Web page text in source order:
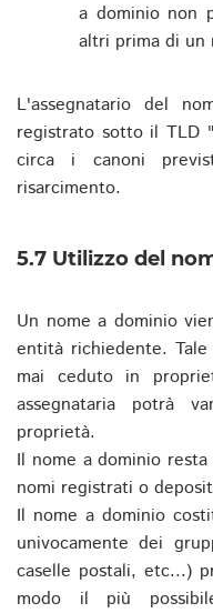
a dominio non
altri prima di un
L'assegnatario del
registrato sotto il TLD
circa i canoni
risarcimento.
5.7 Utilizzo del
Un nome a dominio
entità richiedente.
mai ceduto in
assegnataria potrà
proprietà.
Il nome a dominio
nomi registrati o
Il nome a dominio
univocamente dei
caselle postali, etc...)
modo il più